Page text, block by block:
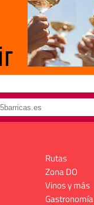
Rutas
Zona DO
Vinos y más
Gastronomía